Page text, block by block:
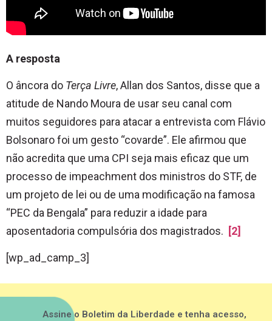
A resposta
O âncora do Terça Livre, Allan dos Santos, disse que a
atitude de Nando Moura de usar seu canal com
muitos seguidores para atacar a entrevista com Flávio
Bolsonaro foi um gesto “covarde”. Ele afirmou que
não acredita que uma CPI seja mais eficaz que um
processo de impeachment dos ministros do STF, de
um projeto de lei ou de uma modificação na famosa
“PEC da Bengala” para reduzir a idade para
aposentadoria compulsória dos magistrados. [2]
[wp_ad_camp_3]
Assine o Boletim da Liberdade e tenha acesso,